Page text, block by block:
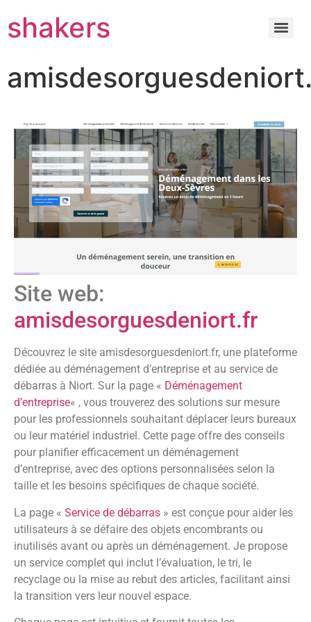
shakers
Site web:
amisdesorguesdeniort.fr
Découvrez le site amisdesorguesdeniort.fr, une plateforme
dédiée au déménagement d’entreprise et au service de
débarras à Niort. Sur la page « Déménagement
d’entreprise« , vous trouverez des solutions sur mesure
pour les professionnels souhaitant déplacer leurs bureaux
ou leur matériel industriel. Cette page offre des conseils
pour planifier efficacement un déménagement
d’entreprise, avec des options personnalisées selon la
taille et les besoins spécifiques de chaque société.
La page « Service de débarras » est conçue pour aider les
utilisateurs à se défaire des objets encombrants ou
inutilisés avant ou après un déménagement. Je propose
un service complet qui inclut l’évaluation, le tri, le
recyclage ou la mise au rebut des articles, facilitant ainsi
la transition vers leur nouvel espace.